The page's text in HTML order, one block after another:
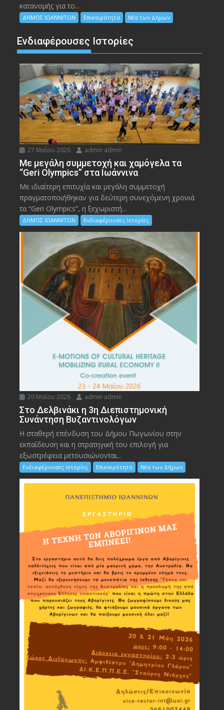
κατανομής για το...
ΔΗΜΟΣ ΙΩΑΝΝΙΤΩΝ Επικαιρότητα Νέα των Δήμων
Ενδιαφέρουσες Ιστορίες
27 Μαΐου 2026 admin admin
Με μεγάλη συμμετοχή και χαμόγελα τα
“Geri Olympics” στα Ιωάννινα
Με ιδιαίτερη επιτυχία και μεγάλη συμμετοχή
πραγματοποιήθηκαν για δεύτερη συνεχόμενη χρονιά
τα “Geri Olympics”, η ξεχωριστή...
ΔΗΜΟΣ ΙΩΑΝΝΙΤΩΝ Ενδιαφέρουσες Ιστορίες
20 Μαΐου 2026 admin admin
Στο Δελβινάκι η 3η Διεπιστημονική
Συνάντηση Βυζαντινολόγων
Η σταθερή επένδυση του Δήμου Πωγωνίου στην
εκπαίδευση και η στρατηγική του επιλογή για
εξωστρέφεια μετουσιώνονται...
Ενδιαφέρουσες Ιστορίες Επικαιρότητα Νέα των Δήμων